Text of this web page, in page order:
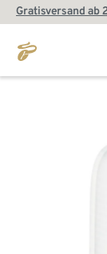
Gratisversand ab